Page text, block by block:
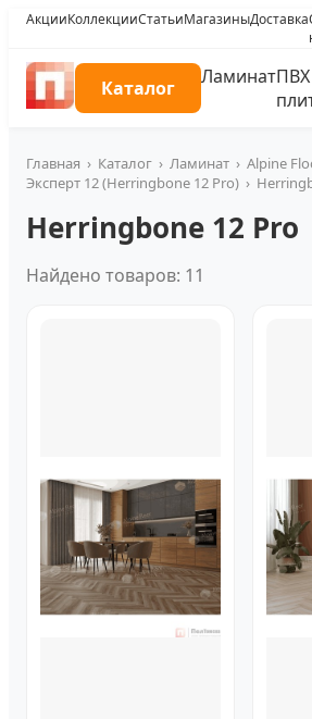
АкцииКоллекцииСтатьиМагазиныДоставка
Каталог ЛаминатПВХ
Главная › Каталог › Ламинат › Alpine
Эксперт 12 (Herringbone 12 Pro) ›
Herringbone 12 Pro
Найдено товаров: 11